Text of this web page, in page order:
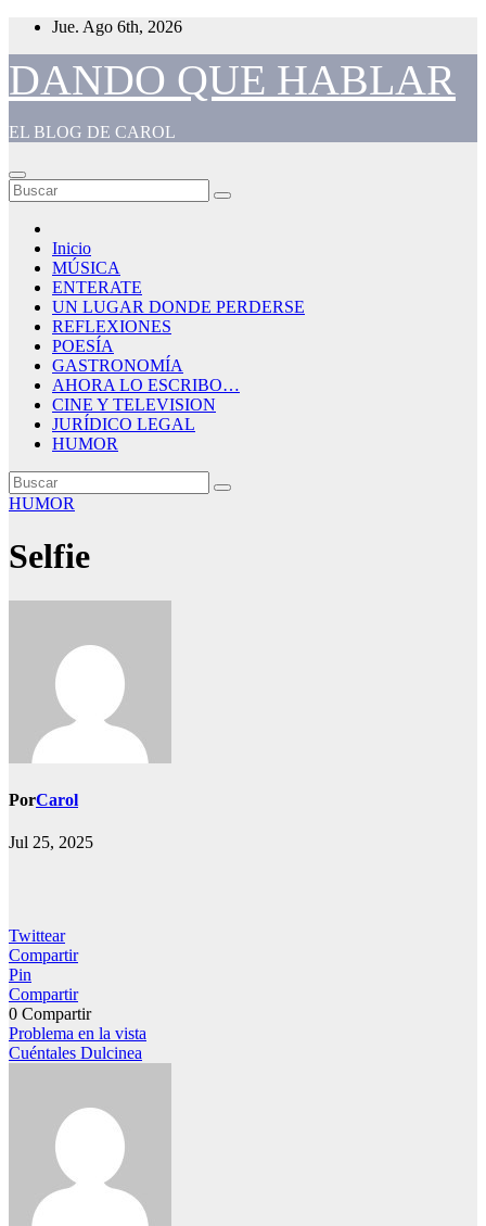
Saltar
contenido
Jue. Ago 6th, 2026
DANDO QUE HABLAR
EL BLOG DE CAROL
Inicio
MÚSICA
ENTERATE
UN LUGAR DONDE PERDERSE
REFLEXIONES
POESÍA
GASTRONOMÍA
AHORA LO ESCRIBO…
CINE Y TELEVISION
JURÍDICO LEGAL
HUMOR
HUMOR
Selfie
PorCarol
Jul 25, 2025
Twittear
Compartir
Pin
Compartir
0 Compartir
Navegación
de
Problema en la vista
Cuéntales Dulcinea